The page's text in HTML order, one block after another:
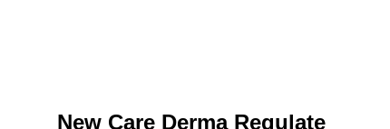
New Care Derma Regulate